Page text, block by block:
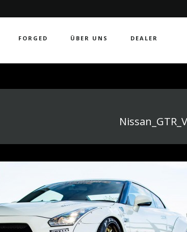
FORGED ÜBER UNS DEALER